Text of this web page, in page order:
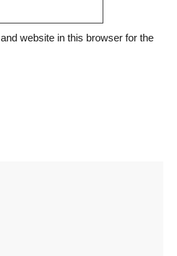
website in this browser for the